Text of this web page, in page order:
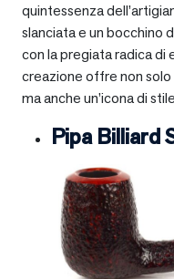
quintessenza
slanciata e un bocchino
con la pregiata radica di
creazione offre non solo
ma anche un’icona di
Pipa Billiard